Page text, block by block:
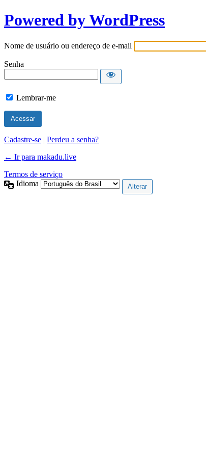
Powered by WordPress
Nome de usuário ou endereço de e-mail
Senha
Lembrar-me
Cadastre-se | Perdeu a senha?
← Ir para makadu.live
Termos de serviço
Idioma